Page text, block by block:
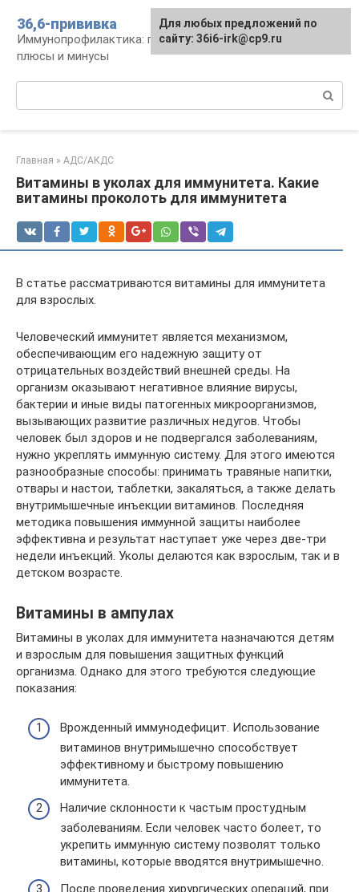
контенту
36,6-прививка
Иммунопрофилактика: график, препараты,
плюсы и минусы
Главная » АДС/АКДС
Витамины в уколах для иммунитета. Какие
витамины проколоть для иммунитета
В статье рассматриваются витамины для иммунитета
для взрослых.
Человеческий иммунитет является механизмом,
обеспечивающим его надежную защиту от
отрицательных воздействий внешней среды. На
организм оказывают негативное влияние вирусы,
бактерии и иные виды патогенных микроорганизмов,
вызывающих развитие различных недугов. Чтобы
человек был здоров и не подвергался заболеваниям,
нужно укреплять иммунную систему. Для этого имеются
разнообразные способы: принимать травяные напитки,
отвары и настои, таблетки, закаляться, а также делать
внутримышечные инъекции витаминов. Последняя
методика повышения иммунной защиты наиболее
эффективна и результат наступает уже через две-три
недели инъекций. Уколы делаются как взрослым, так и в
детском возрасте.
Витамины в ампулах
Витамины в уколах для иммунитета назначаются детям
и взрослым для повышения защитных функций
организма. Однако для этого требуются следующие
показания:
Врожденный иммунодефицит. Использование
витаминов внутримышечно способствует
эффективному и быстрому повышению
иммунитета.
Наличие склонности к частым простудным
заболеваниям. Если человек часто болеет, то
укрепить иммунную систему позволят только
витамины, которые вводятся внутримышечно.
После проведения хирургических операций, при
Для любых предложений по
сайту: 36i6-irk@cp9.ru